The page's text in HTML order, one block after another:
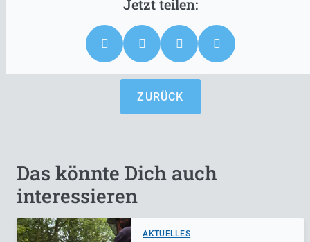
ZURÜCK
Das könnte Dich auch
interessieren
AKTUELLES